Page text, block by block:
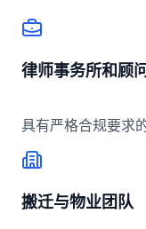
律师事务所和顾问
具有严格合规要求
搬迁与物业团队